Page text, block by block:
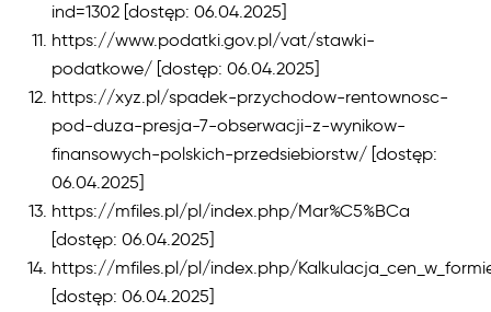
ind=1302 [dostęp: 06.04.2025]
https://www.podatki.gov.pl/vat/stawki-
podatkowe/ [dostęp: 06.04.2025]
https://xyz.pl/spadek-przychodow-rentownosc-
pod-duza-presja-7-obserwacji-z-wynikow-
finansowych-polskich-przedsiebiorstw/ [dostęp:
06.04.2025]
https://mfiles.pl/pl/index.php/Mar%C5%BCa
[dostęp: 06.04.2025]
https://mfiles.pl/pl/index.php/
[dostęp: 06.04.2025]